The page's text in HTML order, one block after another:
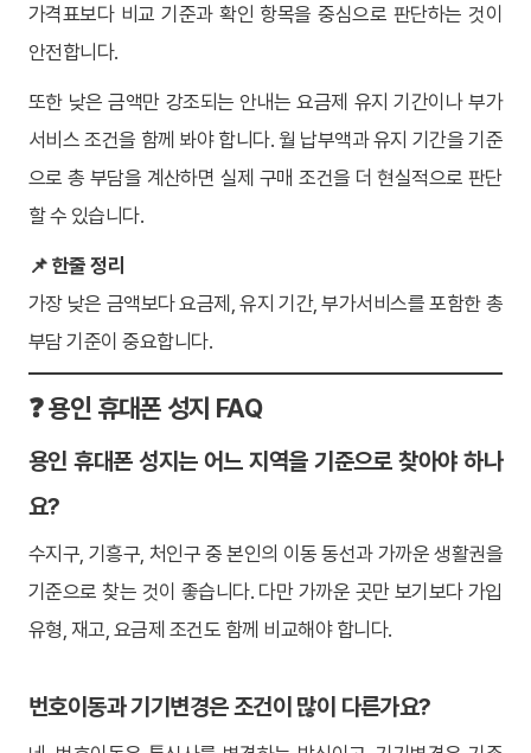
가격표보다 비교 기준과 확인 항목을 중심으로 판단하는 것이
안전합니다.
또한 낮은 금액만 강조되는 안내는 요금제 유지 기간이나 부가
서비스 조건을 함께 봐야 합니다. 월 납부액과 유지 기간을 기준
으로 총 부담을 계산하면 실제 구매 조건을 더 현실적으로 판단
할 수 있습니다.
📌 한줄 정리
가장 낮은 금액보다 요금제, 유지 기간, 부가서비스를 포함한 총
부담 기준이 중요합니다.
❓ 용인 휴대폰 성지 FAQ
용인 휴대폰 성지는 어느 지역을 기준으로 찾아야 하나
요?
수지구, 기흥구, 처인구 중 본인의 이동 동선과 가까운 생활권을
기준으로 찾는 것이 좋습니다. 다만 가까운 곳만 보기보다 가입
유형, 재고, 요금제 조건도 함께 비교해야 합니다.
번호이동과 기기변경은 조건이 많이 다른가요?